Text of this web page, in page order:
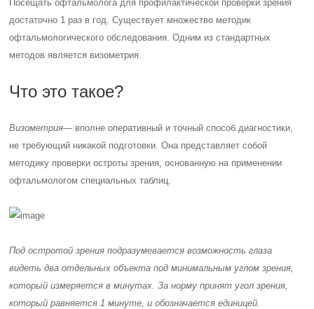
Посещать офтальмолога для профилактической проверки зрения
достаточно 1 раз в год. Существует множество методик
офтальмологического обследования. Одним из стандартных
методов является визометрия.
Что это такое?
Визометрия— вполне оперативный и точный способ диагностики,
не требующий никакой подготовки. Она представляет собой
методику проверки остроты зрения, основанную на применении
офтальмологом специальных таблиц.
Под остротой зрения подразумевается возможность глаза
видеть два отдельных объекта под минимальным углом зрения,
который измеряется в минутах. За норму принят угол зрения,
который равняется 1 минуте, и обозначается единицей.